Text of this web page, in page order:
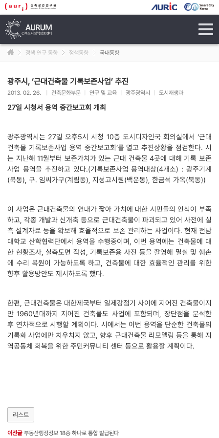
정책·연구 동향 정책동향 국내동향
광주시, ‘근대건축물 기록보존사업’ 추진
2013. 02. 26. 건축문화부문 연구 및 교육 광주광역시 도시재생과
27일 시청서 용역 중간보고회 개최
광주광역시는 27일 오후5시 시청 10층 도시디자인국 회의실에서 ‘근대
건축물 기록보존사업 용역 중간보고회’를 열고 추진상황을 점검한다. 시
는 지난해 11월부터 보존가치가 있는 근대 건축물 4곳에 대해 기록 보존
사업 용역을 추진하고 있다.(기록보존사업 용역대상(4개소) : 광주기계
(북동), 구. 임씨가구(계림동), 지성고시원(백운동), 한금석 가옥(북동))
이 사업은 근대건축물의 연대가 짧아 가치에 대한 시민들의 인식이 부족
하고, 각종 개발과 신개축 등으로 근대건축물이 파괴되고 있어 사전에 실
측 설계자료 등을 확보해 효율적으로 보존 관리하는 사업이다. 현재 전남
대학교 산학협력단에서 용역을 수행중이며, 이번 용역에는 건축물에 대
한 현황조사, 실측도면 작성, 기록보존용 사진 등을 촬영해 멸실 및 훼손
에 수리 복원이 가능하도록 하고, 건축물에 대한 효율적인 관리를 위한
향후 활용방안도 제시하도록 했다.
한편, 근대건축물은 대한제국부터 일제강점기 사이에 지어진 건축물이지
만 1960년대까지 지어진 건축물도 사업에 포함되며, 장단점을 분석한
후 연차적으로 시행할 계획이다. 시에서는 이번 용역을 단순한 건축물의
기록화 사업에만 치우치지 않고, 향후 근대건축물 리모델링 등을 통해 지
역공동체 회복을 위한 주민커뮤니티 센터 등으로 활용할 계획이다.
리스트
이전글 부동산행정정보 18종 하나로 통합 발급된다